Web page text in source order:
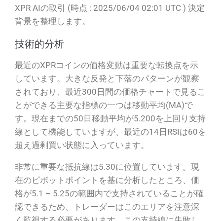
XPR AIの取引 (時点 : 2025/06/04 02:01 UTC ) 決定
背景を整理します。
技術的分析
最近のXPRコインの価格変動は重要な転換点を示
しています。大きな反発と下落のパターンが観察
されており、最近300日間の価格チャートで見るこ
とができる主要な指標の一つは移動平均(MA)で
す。現在までの50日移動平均が5.200を上回り支持
線として機能していますが、最近の14日RSIは60を
超え過剰買い状態に入っています。
非常に重要な抵抗線は5.30に位置しています。現
在のピボットポイントを基に分析したところ、価
格が5.1 – 5.25の範囲内で支持されていることが確
認できるため、トレーダーはこのエリアを注意深